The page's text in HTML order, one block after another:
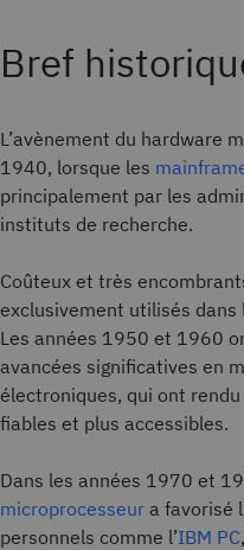
Bref
L’avènement du hardware
1940, lorsque les
principalement par les
instituts de recherche.
Coûteux et très
exclusivement utilisés
Les années 1950 et 1960
avancées significatives en
électroniques, qui ont
fiables et plus accessibles.
Dans les années 1970 et
microprocesseur a favorisé
personnels comme l’IBM PC